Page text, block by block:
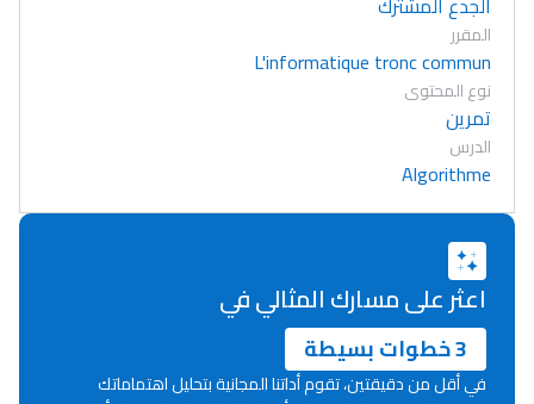
المقرر
L'informatique tronc commun
نوع المحتوى
تمرين
الدرس
Algorithme
اعثر على مسارك المثالي في
3 خطوات بسيطة
في أقل من دقيقتين، تقوم أداتنا المجانية بتحليل اهتماماتك